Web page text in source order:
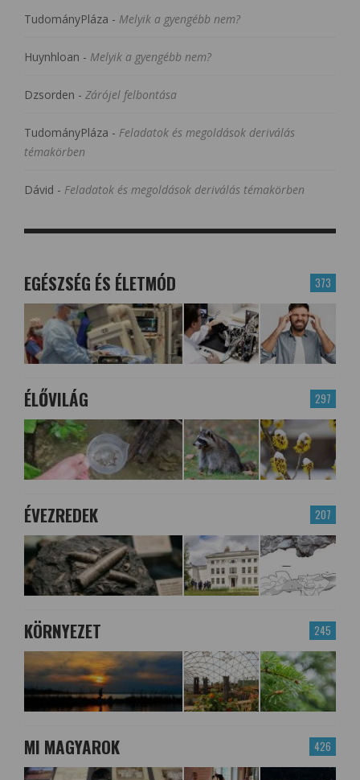
TudományPláza - Melyik a gyengébb nem?
Huynhloan - Melyik a gyengébb nem?
Dzsorden - Zárójel felbontása
TudományPláza - Feladatok és megoldások deriválás
témakörben
Dávid - Feladatok és megoldások deriválás témakörben
373
EGÉSZSÉG ÉS ÉLETMÓD
297
ÉLŐVILÁG
207
ÉVEZREDEK
245
KÖRNYEZET
426
MI MAGYAROK